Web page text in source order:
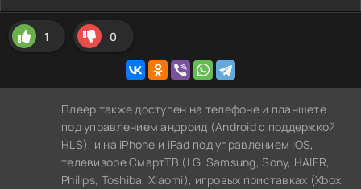
1 0
Плеер также доступен на телефоне и планшете
под управлением андроид (Android с поддержкой
HLS), и на iPhone и iPad под управлением iOS,
телевизоре СмартТВ (LG, Samsung, Sony, HAIER,
Philips, Toshiba, Xiaomi), игровых приставках (Xbox,